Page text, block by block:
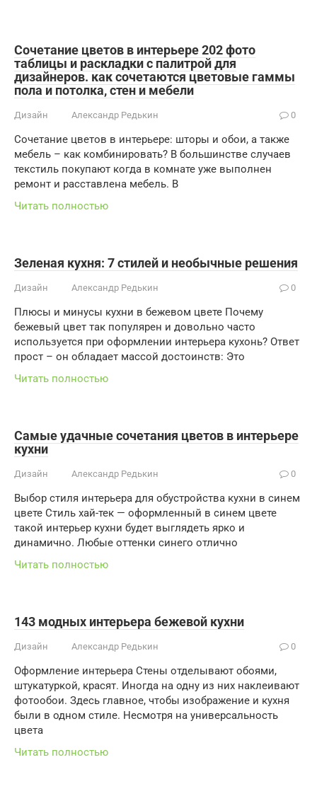
Сочетание цветов в интерьере 202 фото
таблицы и раскладки с палитрой для
дизайнеров. как сочетаются цветовые гаммы
пола и потолка, стен и мебели
Дизайн Александр Редькин 0
Сочетание цветов в интерьере: шторы и обои, а также
мебель – как комбинировать? В большинстве случаев
текстиль покупают когда в комнате уже выполнен
ремонт и расставлена мебель. В
Читать полностью
Зеленая кухня: 7 стилей и необычные решения
Дизайн Александр Редькин 0
Плюсы и минусы кухни в бежевом цвете Почему
бежевый цвет так популярен и довольно часто
используется при оформлении интерьера кухонь? Ответ
прост – он обладает массой достоинств: Это
Читать полностью
Самые удачные сочетания цветов в интерьере
кухни
Дизайн Александр Редькин 0
Выбор стиля интерьера для обустройства кухни в синем
цвете Стиль хай-тек — оформленный в синем цвете
такой интерьер кухни будет выглядеть ярко и
динамично. Любые оттенки синего отлично
Читать полностью
143 модных интерьера бежевой кухни
Дизайн Александр Редькин 0
Оформление интерьера Стены отделывают обоями,
штукатуркой, красят. Иногда на одну из них наклеивают
фотообои. Здесь главное, чтобы изображение и кухня
были в одном стиле. Несмотря на универсальность
цвета
Читать полностью